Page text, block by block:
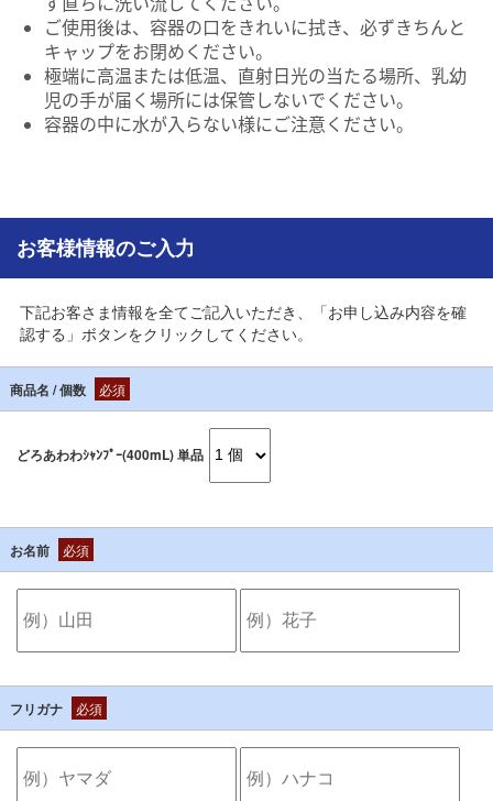
ご使用後は、容器の口をきれいに拭き、必ずきちんと
キャップをお閉めください。
極端に高温または低温、直射日光の当たる場所、乳幼
児の手が届く場所には保管しないでください。
容器の中に水が入らない様にご注意ください。
お客様情報のご入力
下記お客さま情報を全てご記入いただき、「お申し込み内容を確
認する」ボタンをクリックしてください。
商品名 / 個数 必須
どろあわわｼｬﾝﾌﾟｰ(400mL) 単品
お名前 必須
フリガナ 必須